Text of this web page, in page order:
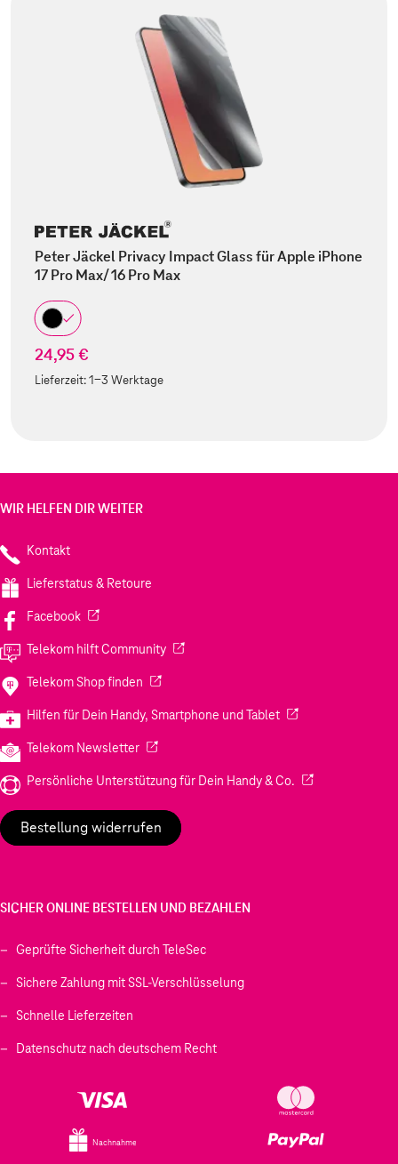
Peter Jäckel Privacy Impact Glass für Apple iPhone
17 Pro Max/ 16 Pro Max
24,95 €
Lieferzeit:1-3 Werktage
WIR HELFEN DIR WEITER
Kontakt
Lieferstatus & Retoure
Facebook(Wird in einem neuen Tab geöffnet)
Telekom hilft Community(Wird in einem neuen Tab geöffnet)
Telekom Shop finden (Wird in einem neuen Tab geöffnet)
Hilfen für Dein Handy, Smartphone und Tablet(Wird in einem
Telekom Newsletter(Wird in einem neuen Tab geöffnet)
Persönliche Unterstützung für Dein Handy & Co. (Wird in einem
Bestellung widerrufen
SICHER ONLINE BESTELLEN UND BEZAHLEN
Geprüfte Sicherheit durch TeleSec
Sichere Zahlung mit SSL-Verschlüsselung
Schnelle Lieferzeiten
Datenschutz nach deutschem Recht
Nachnahme